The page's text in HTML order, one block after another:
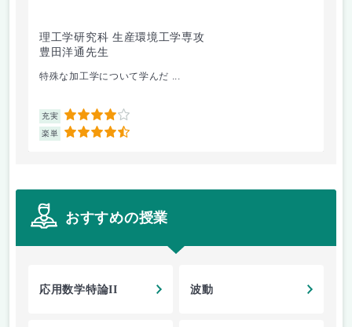
理工学研究科 生産環境工学専攻
豊田洋通先生
特殊な加工学について学んだ ...
充実 4
楽単 4.5
おすすめの授業
応用数学特論II 波動